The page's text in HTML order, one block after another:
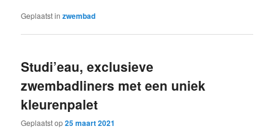
Geplaatst in zwembad
Studi’eau, exclusieve
zwembadliners met een uniek
kleurenpalet
Geplaatst op25 maart 2021